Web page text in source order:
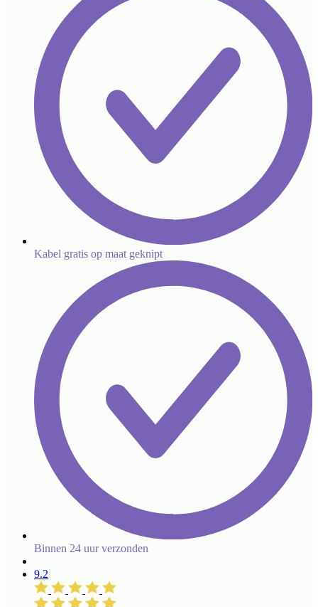
Kabel gratis op maat geknipt
Binnen 24 uur verzonden
9.2